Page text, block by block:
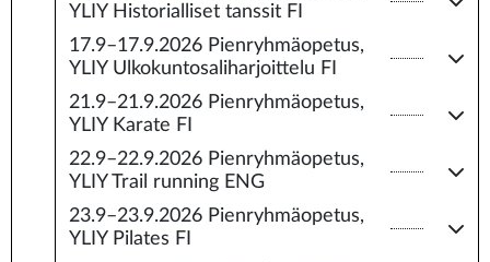
YLIY Historialliset tanssit FI
17.9–17.9.2026 Pienryhmäopetus,
YLIY Ulkokuntosaliharjoittelu FI
21.9–21.9.2026 Pienryhmäopetus,
YLIY Karate FI
22.9–22.9.2026 Pienryhmäopetus,
YLIY Trail running ENG
23.9–23.9.2026 Pienryhmäopetus,
YLIY Pilates FI